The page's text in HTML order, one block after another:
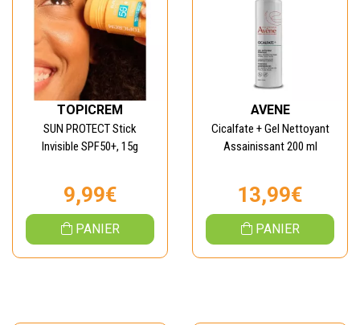
TOPICREM
SUN PROTECT Stick
Invisible SPF50+, 15g
9,99€
PANIER
AVENE
Cicalfate + Gel Nettoyant
Assainissant 200 ml
13,99€
PANIER